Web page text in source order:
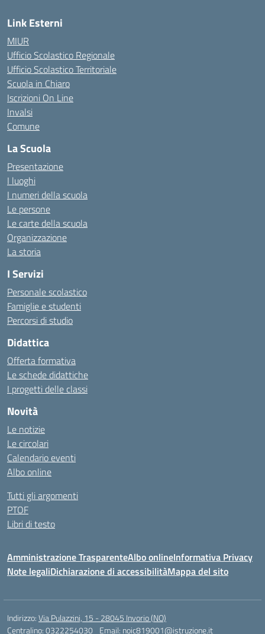
Link Esterni
MIUR
Ufficio Scolastico Regionale
Ufficio Scolastico Territoriale
Scuola in Chiaro
Iscrizioni On Line
Invalsi
Comune
La Scuola
Presentazione
I luoghi
I numeri della scuola
Le persone
Le carte della scuola
Organizzazione
La storia
I Servizi
Personale scolastico
Famiglie e studenti
Percorsi di studio
Didattica
Offerta formativa
Le schede didattiche
I progetti delle classi
Novità
Le notizie
Le circolari
Calendario eventi
Albo online
Tutti gli argomenti
PTOF
Libri di testo
Amministrazione TrasparenteAlbo onlineInformativa Privacy
Note legaliDichiarazione di accessibilitàMappa del sito
Indirizzo:Via Pulazzini, 15 - 28045 Invorio (NO)
Centralino:0322254030 Email: noic819001@istruzione.it